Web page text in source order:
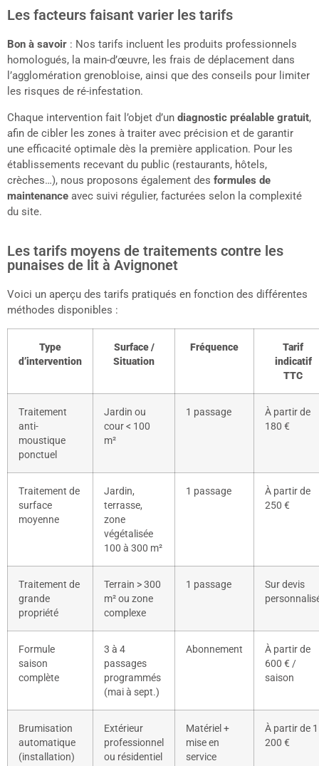
Les facteurs faisant varier les tarifs
Bon à savoir : Nos tarifs incluent les produits professionnels
homologués, la main-d’œuvre, les frais de déplacement dans
l’agglomération grenobloise, ainsi que des conseils pour limiter
les risques de ré-infestation.
Chaque intervention fait l’objet d’un diagnostic préalable gratuit,
afin de cibler les zones à traiter avec précision et de garantir
une efficacité optimale dès la première application. Pour les
établissements recevant du public (restaurants, hôtels,
crèches…), nous proposons également des formules de
maintenance avec suivi régulier, facturées selon la complexité
du site.
Les tarifs moyens de traitements contre les
punaises de lit à Avignonet
Voici un aperçu des tarifs pratiqués en fonction des différentes
méthodes disponibles :
Type
d’intervention
Surface /
Situation
Fréquence
Tarif
indicatif
TTC
Traitement
anti-
moustique
ponctuel
Jardin ou
cour < 100
m²
1 passage
À partir de
180 €
Traitement de
surface
moyenne
Jardin,
terrasse,
zone
végétalisée
100 à 300 m²
1 passage
À partir de
250 €
Traitement de
grande
propriété
Terrain > 300
m² ou zone
complexe
1 passage
Sur devis
Formule
saison
complète
3 à 4
passages
programmés
(mai à sept.)
Abonnement
À partir de
600 € /
saison
Brumisation
automatique
(installation)
Extérieur
professionnel
ou résidentiel
Matériel +
mise en
service
À partir de 1
200 €